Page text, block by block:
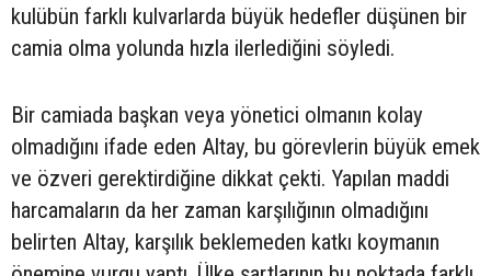
kulübün farklı kulvarlarda büyük hedefler düşünen bir
camia olma yolunda hızla ilerlediğini söyledi.
Bir camiada başkan veya yönetici olmanın kolay
olmadığını ifade eden Altay, bu görevlerin büyük emek
ve özveri gerektirdiğine dikkat çekti. Yapılan maddi
harcamaların da her zaman karşılığının olmadığını
belirten Altay, karşılık beklemeden katkı koymanın